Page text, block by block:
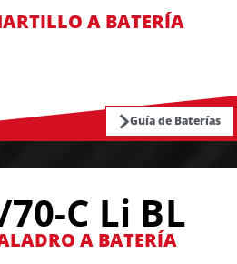
A BATERÍA
Guía de Baterías
C Li BL
A BATERÍA